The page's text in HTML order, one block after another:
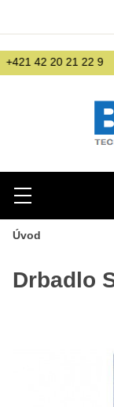
Hľadať
Menu
Úvod
Drbadlo